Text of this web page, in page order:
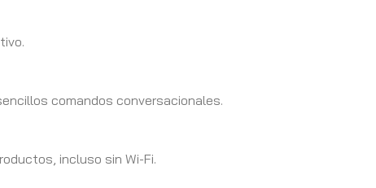
comandos conversacionales.
incluso sin Wi-Fi.